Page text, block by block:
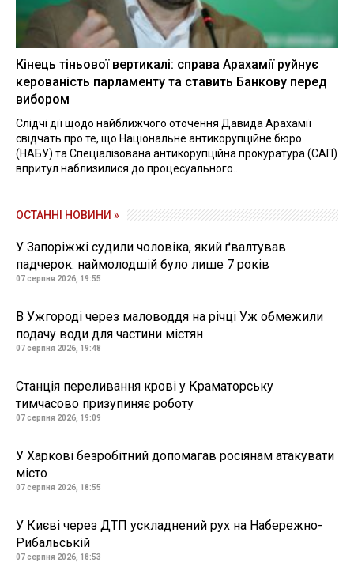
Кінець тіньової вертикалі: справа Арахамії руйнує
керованість парламенту та ставить Банкову перед
вибором
Слідчі дії щодо найближчого оточення Давида Арахамії
свідчать про те, що Національне антикорупційне бюро
(НАБУ) та Спеціалізована антикорупційна прокуратура (САП)
впритул наблизилися до процесуального...
ОСТАННІ НОВИНИ »
У Запоріжжі судили чоловіка, який ґвалтував
падчерок: наймолодшій було лише 7 років
07 серпня 2026, 19:55
В Ужгороді через маловоддя на річці Уж обмежили
подачу води для частини містян
07 серпня 2026, 19:48
Станція переливання крові у Краматорську
тимчасово призупиняє роботу
07 серпня 2026, 19:09
У Харкові безробітний допомагав росіянам атакувати
місто
07 серпня 2026, 18:55
У Києві через ДТП ускладнений рух на Набережно-
Рибальській
07 серпня 2026, 18:53